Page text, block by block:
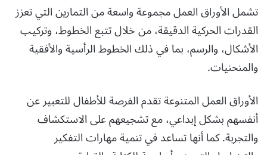
تشمل الأوراق العمل مجموعة واسعة من التمارين التي تعزز
القدرات الحركية الدقيقة، من خلال تتبع الخطوط، وتركيب
الأشكال، والرسم، بما في ذلك الخطوط الرأسية والأفقية
والمنحنيات.
الأوراق العمل المتنوعة تقدم الفرصة للأطفال للتعبير عن
أنفسهم بشكل إبداعي، مع تشجيعهم على الاستكشاف
والتجربة. كما أنها تساعد في تنمية مهارات التفكير